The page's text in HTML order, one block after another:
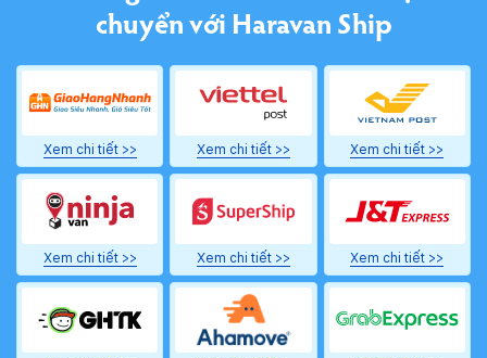
chuyển với Haravan Ship
Xem chi tiết >> Xem chi tiết >> Xem chi tiết >>
Xem chi tiết >> Xem chi tiết >> Xem chi tiết >>